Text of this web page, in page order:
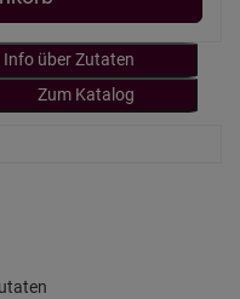
Info über Zutaten
Zum Katalog